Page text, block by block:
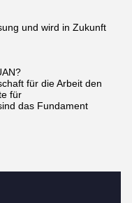
und wird in Zukunft
für die Arbeit den
für
das Fundament